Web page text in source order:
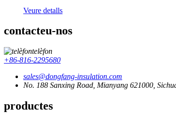
Veure detalls
contacteu-nos
telèfon
+86-816-2295680
sales@dongfang-insulation.com
No. 188 Sanxing Road, Mianyang 621000,
productes